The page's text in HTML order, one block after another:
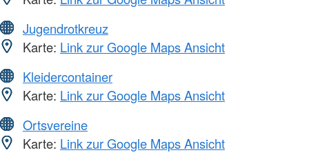
Jugendrotkreuz
Karte: Link zur Google Maps Ansicht
Kleidercontainer
Karte: Link zur Google Maps Ansicht
Ortsvereine
Karte: Link zur Google Maps Ansicht